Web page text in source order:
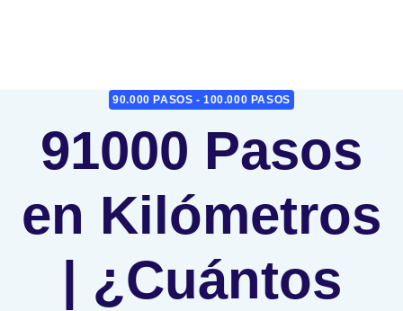
90.000 PASOS - 100.000 PASOS
91000 Pasos
en Kilómetros
| ¿Cuántos